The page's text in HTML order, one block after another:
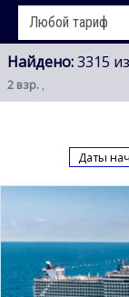
Найдено:3315
2 взр. ,